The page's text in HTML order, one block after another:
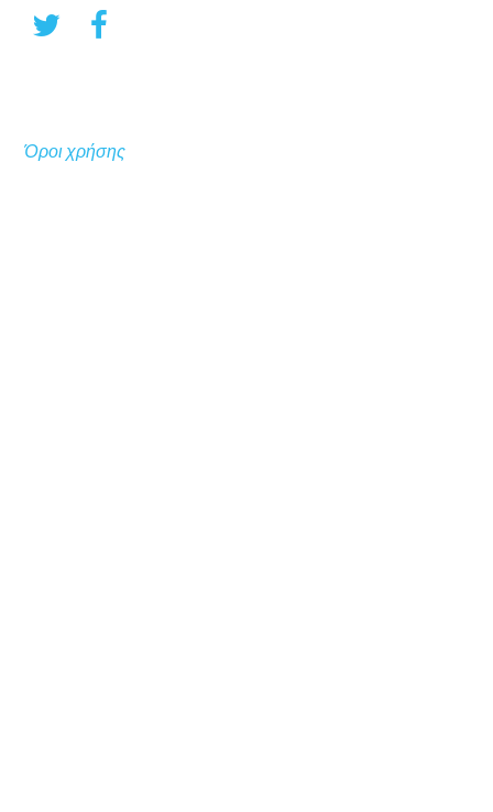
Όροι χρήσης